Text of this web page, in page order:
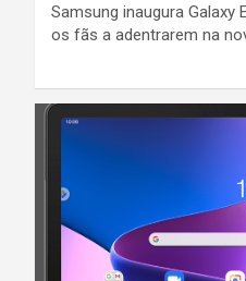
Samsung inaugura Galaxy
os fãs a adentrarem na